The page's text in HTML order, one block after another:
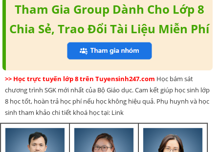
Tham Gia Group Dành Cho Lớp 8
Chia Sẻ, Trao Đổi Tài Liệu Miễn Phí
>> Học trực tuyến lớp 8 trên Tuyensinh247.com Học bám sát
chương trình SGK mới nhất của Bộ Giáo dục. Cam kết giúp học sinh lớp
8 học tốt, hoàn trả học phí nếu học không hiệu quả. Phụ huynh và học
sinh tham khảo chi tiết khoá học tại: Link